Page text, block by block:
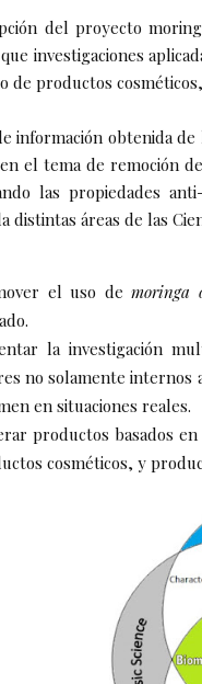
del proyecto
investigaciones
de productos
información obtenida
el tema de remoción
las propiedades
distintas áreas de las
el uso de moringa
la investigación
no solamente internos
en situaciones reales.
productos basados
cosméticos, y